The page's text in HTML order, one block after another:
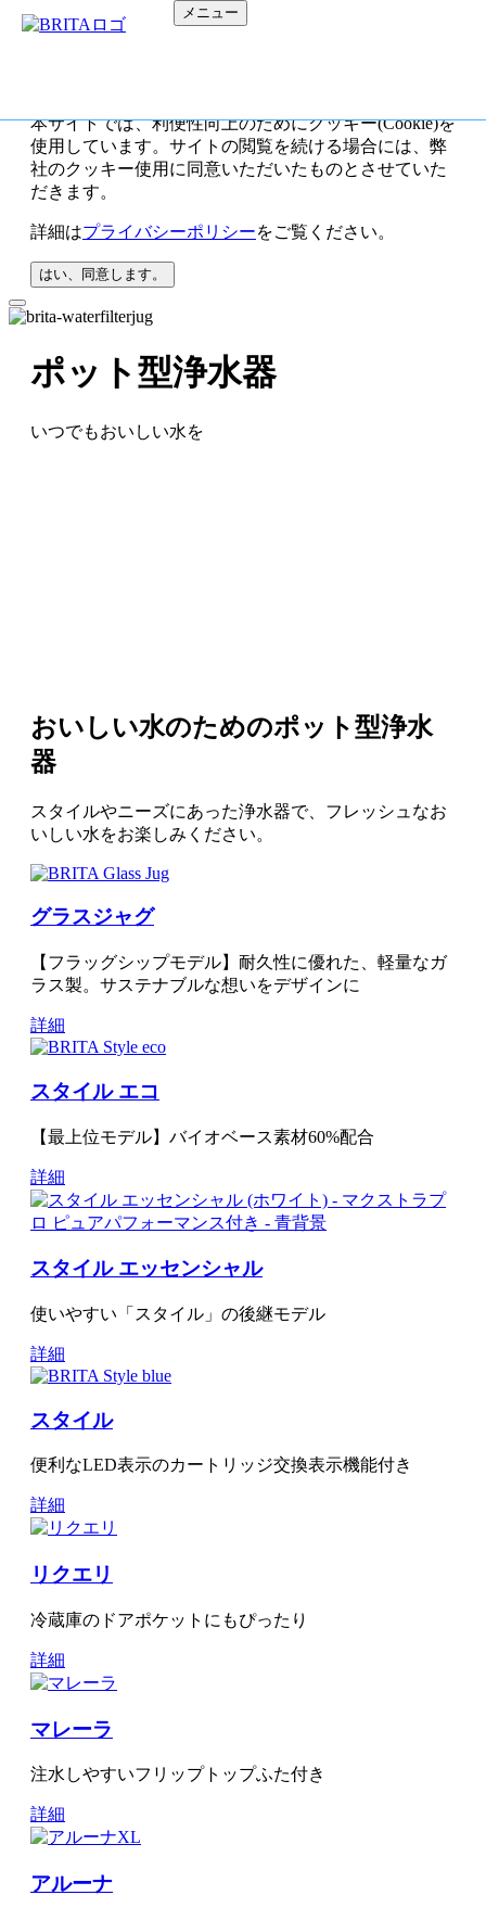
本サイトでは、利便性向上のためにクッキー(Cookie)を
使用しています。サイトの閲覧を続ける場合には、弊
社のクッキー使用に同意いただいたものとさせていた
だきます。
詳細はプライバシーポリシーをご覧ください。
はい、同意します。
メニュー
ポット型浄水器
いつでもおいしい水を
おいしい水のためのポット型浄水
器
スタイルやニーズにあった浄水器で、フレッシュなお
いしい水をお楽しみください。
グラスジャグ
【フラッグシップモデル】耐久性に優れた、軽量なガ
ラス製。サステナブルな想いをデザインに
詳細
スタイル エコ
【最上位モデル】バイオベース素材60%配合
詳細
スタイル エッセンシャル
使いやすい「スタイル」の後継モデル
詳細
スタイル
便利なLED表示のカートリッジ交換表示機能付き
詳細
リクエリ
冷蔵庫のドアポケットにもぴったり
詳細
マレーラ
注水しやすいフリップトップふた付き
詳細
アルーナ